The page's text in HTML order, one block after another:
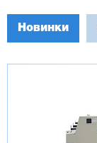
Новинки